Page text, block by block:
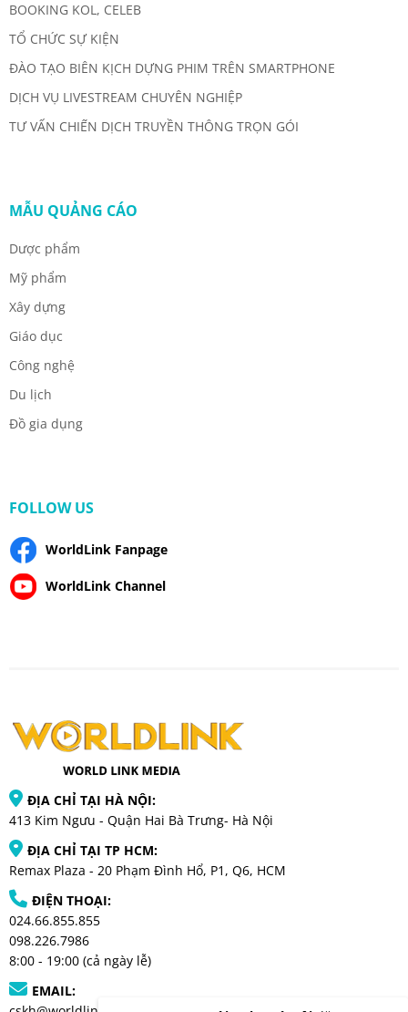
BOOKING KOL, CELEB
TỔ CHỨC SỰ KIỆN
ĐÀO TẠO BIÊN KỊCH DỰNG PHIM TRÊN SMARTPHONE
DỊCH VỤ LIVESTREAM CHUYÊN NGHIỆP
TƯ VẤN CHIẾN DỊCH TRUYỀN THÔNG TRỌN GÓI
MẪU QUẢNG CÁO
Dược phẩm
Mỹ phẩm
Xây dựng
Giáo dục
Công nghệ
Du lịch
Đồ gia dụng
FOLLOW US
WorldLink Fanpage
WorldLink Channel
ĐỊA CHỈ TẠI HÀ NỘI:
413 Kim Ngưu - Quận Hai Bà Trưng- Hà Nội
ĐỊA CHỈ TẠI TP HCM:
Remax Plaza - 20 Phạm Đình Hổ, P1, Q6, HCM
ĐIỆN THOẠI:
024.66.855.855
098.226.7986
8:00 - 19:00 (cả ngày lễ)
EMAIL: